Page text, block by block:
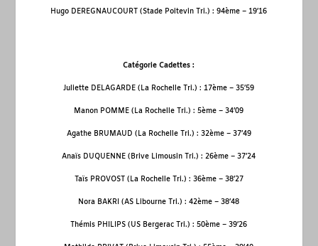
Hugo DEREGNAUCOURT (Stade Poitevin Tri.) : 94ème – 19’16
Catégorie Cadettes :
Juliette DELAGARDE (La Rochelle Tri.) : 17ème – 35’59
Manon POMME (La Rochelle Tri.) : 5ème – 34’09
Agathe BRUMAUD (La Rochelle Tri.) : 32ème– 37’49
Anaïs DUQUENNE (Brive Limousin Tri.) : 26ème – 37’24
Taïs PROVOST (La Rochelle Tri.) : 36ème– 38’27
Nora BAKRI (AS Libourne Tri.) : 42ème – 38’48
Thémis PHILIPS (US Bergerac Tri.) : 50ème – 39’26